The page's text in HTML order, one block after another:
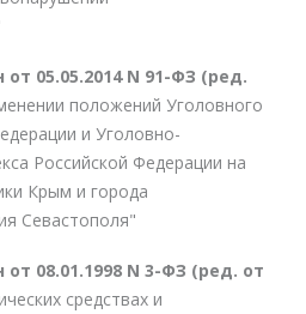
05.05.2014 N 91-ФЗ (ред.
положений Уголовного
и Уголовно-
Российской Федерации на
Крым и города
Севастополя"
08.01.1998 N 3-ФЗ (ред. от
средствах и